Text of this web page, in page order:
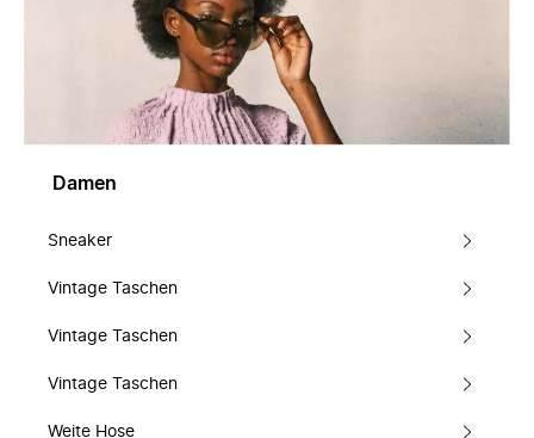
Damen
Sneaker
Vintage Taschen
Vintage Taschen
Vintage Taschen
Weite Hose